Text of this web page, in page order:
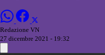
Redazione VN
27 dicembre 2021 - 19:32